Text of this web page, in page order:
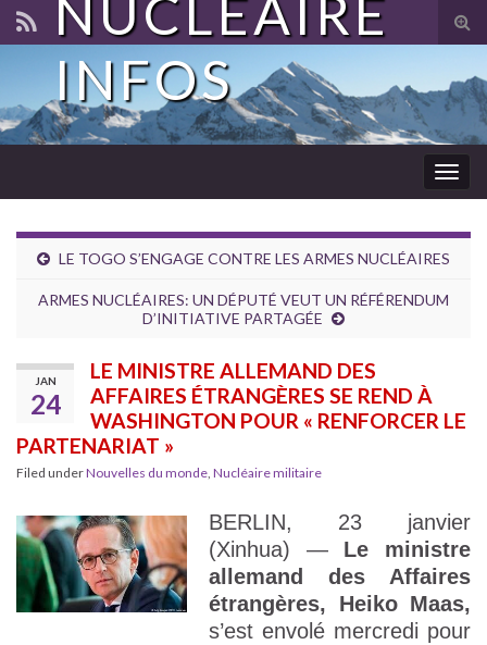
NUCLÉAIRE
INFOS
LE TOGO S’ENGAGE CONTRE LES ARMES NUCLÉAIRES
ARMES NUCLÉAIRES: UN DÉPUTÉ VEUT UN RÉFÉRENDUM
D’INITIATIVE PARTAGÉE
JAN
24
LE MINISTRE ALLEMAND DES
AFFAIRES ÉTRANGÈRES SE REND À
WASHINGTON POUR « RENFORCER LE
PARTENARIAT »
Filed underNouvelles du monde, Nucléaire militaire
BERLIN, 23 janvier
(Xinhua) — Le ministre
allemand des Affaires
étrangères, Heiko Maas,
s’est envolé mercredi pour